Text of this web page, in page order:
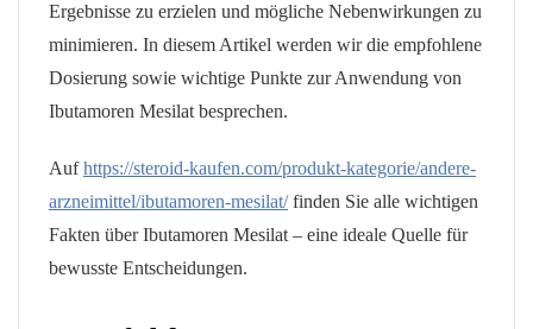
Ergebnisse zu erzielen und mögliche Nebenwirkungen zu
minimieren. In diesem Artikel werden wir die empfohlene
Dosierung sowie wichtige Punkte zur Anwendung von
Ibutamoren Mesilat besprechen.
Aufhttps://steroid-kaufen.com/produkt-kategorie/andere-
arzneimittel/ibutamoren-mesilat/finden Sie alle wichtigen
Fakten über Ibutamoren Mesilat – eine ideale Quelle für
bewusste Entscheidungen.